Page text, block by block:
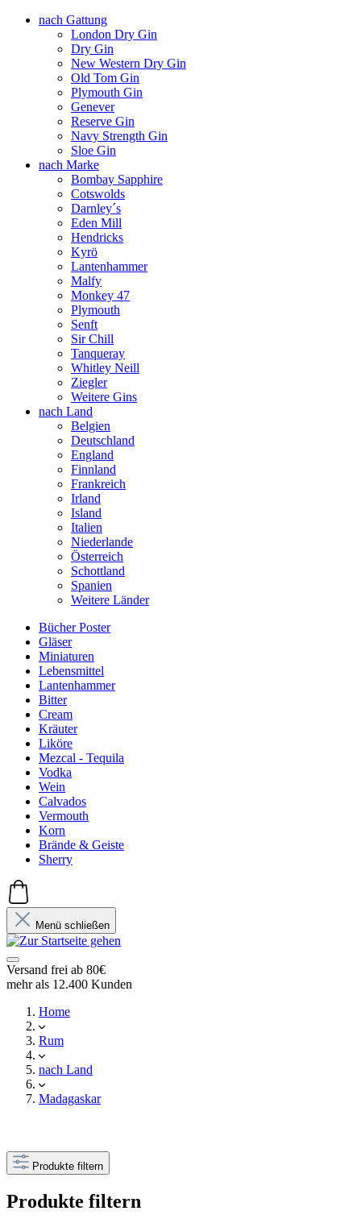
nach Gattung
London Dry Gin
Dry Gin
New Western Dry Gin
Old Tom Gin
Plymouth Gin
Genever
Reserve Gin
Navy Strength Gin
Sloe Gin
nach Marke
Bombay Sapphire
Cotswolds
Darnley´s
Eden Mill
Hendricks
Kyrö
Lantenhammer
Malfy
Monkey 47
Plymouth
Senft
Sir Chill
Tanqueray
Whitley Neill
Ziegler
Weitere Gins
nach Land
Belgien
Deutschland
England
Finnland
Frankreich
Irland
Island
Italien
Niederlande
Österreich
Schottland
Spanien
Weitere Länder
Bücher Poster
Gläser
Miniaturen
Lebensmittel
Lantenhammer
Bitter
Cream
Kräuter
Liköre
Mezcal - Tequila
Vodka
Wein
Calvados
Vermouth
Korn
Brände & Geiste
Sherry
Menü schließen
Versand frei ab 80€
mehr als 12.400 Kunden
Home
Rum
nach Land
Madagaskar
Produkte filtern
Produkte filtern